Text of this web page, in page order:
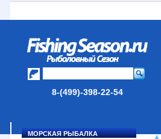
8-(499)-398-22-54
МОРСКАЯ РЫБАЛКА